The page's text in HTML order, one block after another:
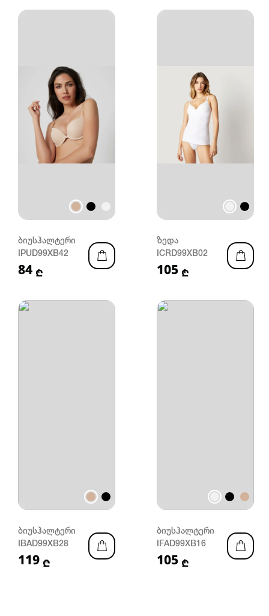
ბიუსჰალტერი
IPUD99XB42
84 ₾
ზედა
ICRD99XB02
105 ₾
ბიუსჰალტერი
IBAD99XB28
119 ₾
ბიუსჰალტერი
IFAD99XB16
105 ₾